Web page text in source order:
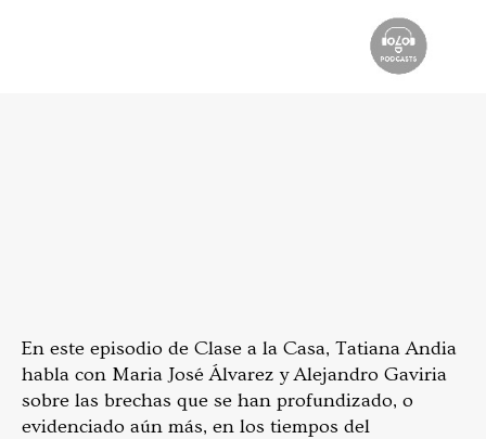
En este episodio de Clase a la Casa, Tatiana Andia
habla con Maria José Álvarez y Alejandro Gaviria
sobre las brechas que se han profundizado, o
evidenciado aún más, en los tiempos del